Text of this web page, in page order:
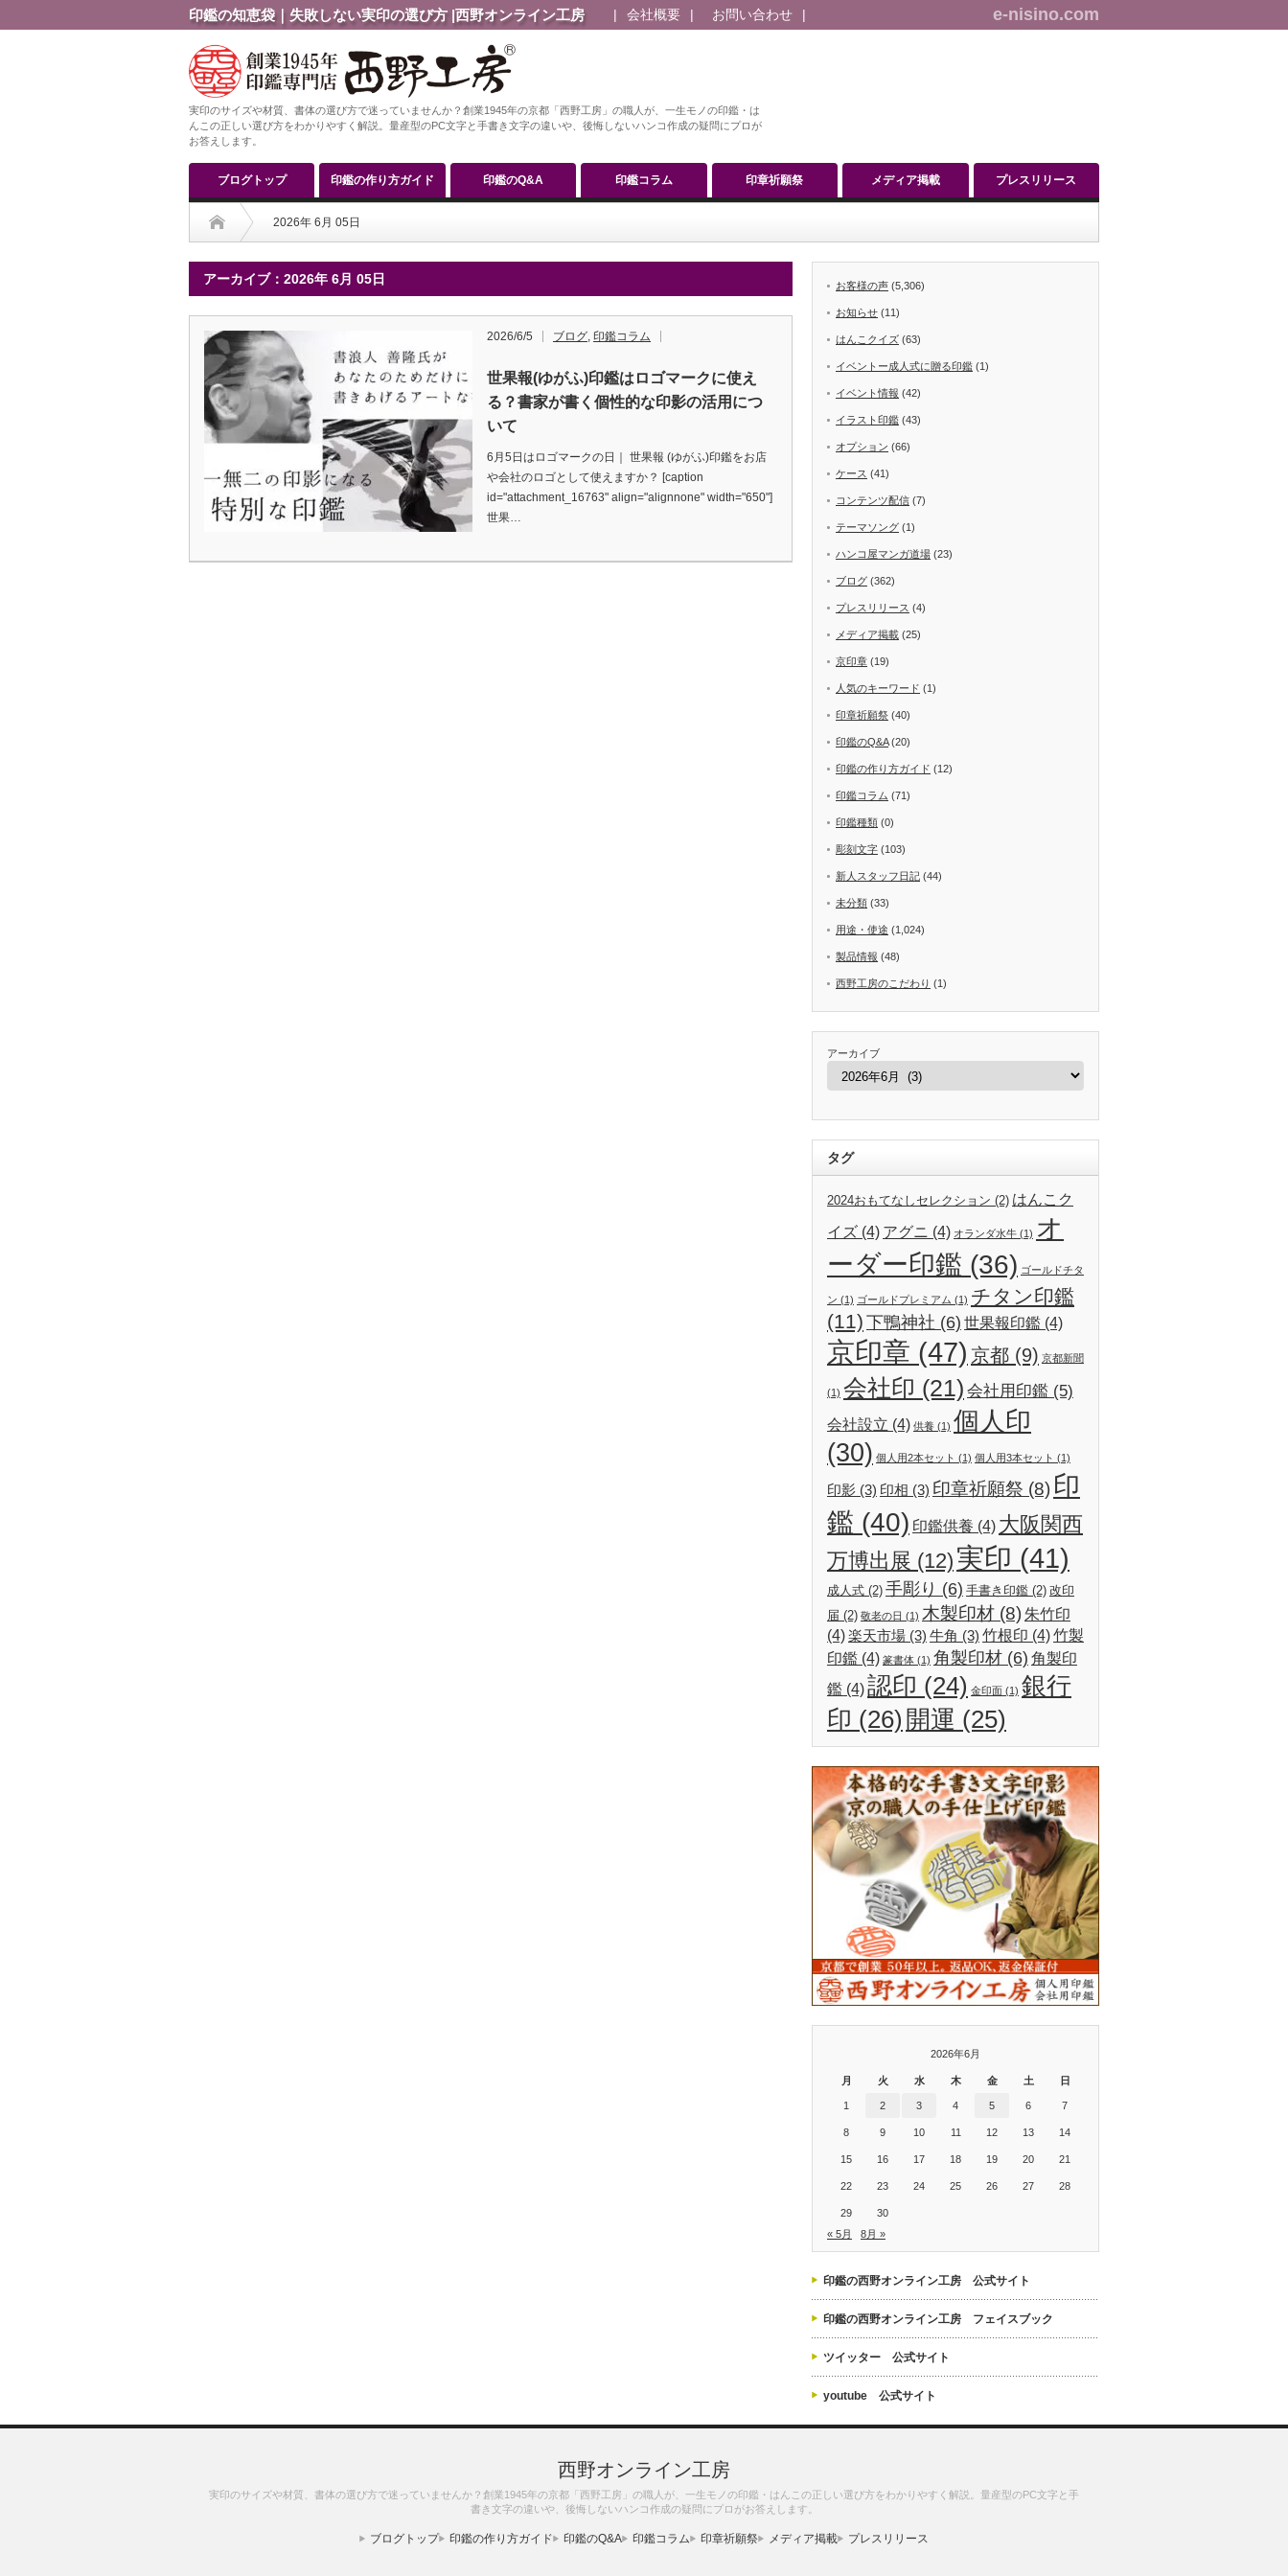
印鑑の知恵袋｜失敗しない実印の選び方 |西野オンライン工房 会社概要 お問い合わせ e-nisino.com
実印のサイズや材質、書体の選び方で迷っていませんか？創業1945年の京都「西野工房」の職人が、一生モノの印鑑・は
んこの正しい選び方をわかりやすく解説。量産型のPC文字と手書き文字の違いや、後悔しないハンコ作成の疑問にプロが
お答えします。
ブログトップ 印鑑の作り方ガイド 印鑑のQ&A 印鑑コラム 印章祈願祭 メディア掲載 プレスリリース
2026年 6月 05日
アーカイブ：2026年 6月 05日
2026/6/5 ブログ, 印鑑コラム
世果報(ゆがふ)印鑑はロゴマークに使え
る？書家が書く個性的な印影の活用につ
いて
6月5日はロゴマークの日｜ 世果報 (ゆがふ)印鑑をお店
や会社のロゴとして使えますか？ [caption
id="attachment_16763" align="alignnone" width="650"]
世果…
お客様の声 (5,306)
お知らせ (11)
はんこクイズ (63)
イベントー成人式に贈る印鑑 (1)
イベント情報 (42)
イラスト印鑑 (43)
オプション (66)
ケース (41)
コンテンツ配信 (7)
テーマソング (1)
ハンコ屋マンガ道場 (23)
ブログ (362)
プレスリリース (4)
メディア掲載 (25)
京印章 (19)
人気のキーワード (1)
印章祈願祭 (40)
印鑑のQ&A(20)
印鑑の作り方ガイド (12)
印鑑コラム (71)
印鑑種類 (0)
彫刻文字 (103)
新人スタッフ日記 (44)
未分類 (33)
用途・使途 (1,024)
製品情報 (48)
西野工房のこだわり (1)
アーカイブ
タグ
2024おもてなしセレクション (2) はんこク
イズ (4) アグニ (4) オランダ水牛 (1) オ
ーダー印鑑 (36) ゴールドチタ
ン (1) ゴールドプレミアム (1) チタン印鑑
(11) 下鴨神社 (6) 世果報印鑑 (4)
京印章 (47) 京都 (9) 京都新聞
(1) 会社印 (21) 会社用印鑑 (5)
会社設立 (4) 供養 (1) 個人印
(30) 個人用2本セット (1) 個人用3本セット (1)
印影 (3) 印相 (3) 印章祈願祭 (8) 印
鑑 (40) 印鑑供養 (4) 大阪関西
万博出展 (12) 実印 (41)
成人式 (2) 手彫り (6) 手書き印鑑 (2) 改印
届 (2) 敬老の日 (1) 木製印材 (8)朱竹印
(4)楽天市場 (3) 牛角 (3) 竹根印 (4)竹製
印鑑 (4) 篆書体 (1) 角製印材 (6) 角製印
鑑 (4)認印 (24) 金印面 (1) 銀行
印 (26) 開運 (25)
2026年6月
月 火 水 木 金 土 日
1 2 3 4 5 6 7
8 9 10 11 12 13 14
15 16 17 18 19 20 21
22 23 24 25 26 27 28
29
30
« 5月
8月 »
印鑑の西野オンライン工房 公式サイト
印鑑の西野オンライン工房 フェイスブック
ツイッター 公式サイト
youtube 公式サイト
西野オンライン工房
実印のサイズや材質、書体の選び方で迷っていませんか？創業1945年の京都「西野工房」の職人が、一生モノの印鑑・はんこの正しい選び方をわかりやすく解説。量産型のPC文字と手
書き文字の違いや、後悔しないハンコ作成の疑問にプロがお答えします。
ブログトップ 印鑑の作り方ガイド 印鑑のQ&A 印鑑コラム 印章祈願祭 メディア掲載 プレスリリース